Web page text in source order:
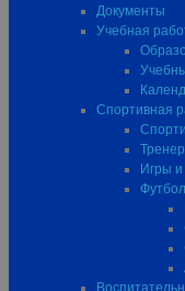
Документы
Учебная
Спортивная
Игры
Футбол